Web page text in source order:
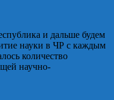
и дальше будем
науки в ЧР с каждым
количество
научно-